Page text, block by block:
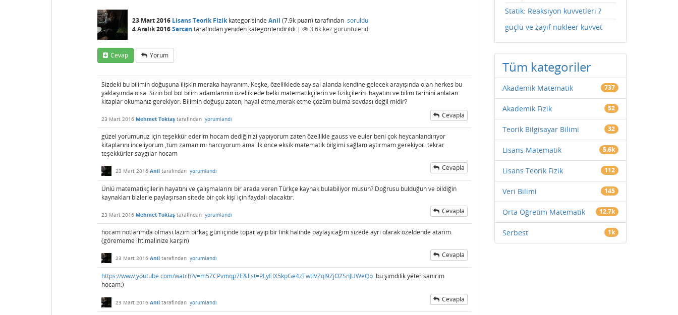
23 Mart 2016 Lisans Teorik Fizikkategorisinde Anil (7.9k puan) tarafından soruldu
4 Aralık 2016Sercan tarafındanyeniden kategorilendirildi | 3.6k kez görüntülendi
Cevap Yorum
Sizdeki bu bilimin doğuşuna ilişkin meraka hayranım. Keşke, özelliklede sayısal alanda kendine gelecek arayışında olan herkes bu
yaklaşımda olsa. Sizin bol bol bilim adamlarının özelliklede belki matematikçilerin ve fizikçilerin hayatını ve bilim tarihini anlatan
kitaplar okumanız gerekiyor. Bilimin doğuşu zaten, hayal etme,merak etme çözüm bulma sevdası değil midir?
23 Mart 2016 Mehmet Toktaş tarafından yorumlandı Cevapla
güzel yorumunuz için teşekkür ederim hocam dediğinizi yapıyorum zaten özellikle gauss ve euler beni çok heycanlandırıyor
kitaplarını inceliyorum ,tüm zamanımı harcıyorum ama ilk önce eksik matematik bilgimi sağlamlaştırmam gerekiyor. tekrar
teşekkürler saygılar hocam
23 Mart 2016 Anil tarafından yorumlandı Cevapla
Ünlü matematikçilerin hayatını ve çalışmalarını bir arada veren Türkçe kaynak bulabiliyor musun? Doğrusu bulduğun ve bildiğin
kaynakları bizlerle paylaşırsan sitede bir çok kişi için faydalı olacaktır.
23 Mart 2016 Mehmet Toktaş tarafından yorumlandı Cevapla
hocam notlarımda olması lazım birkaç gün içinde toparlayıp bir link halinde paylaşıcağım sizede ayrı olarak özeldende atarım.
(görememe ihtimalinize karşın)
23 Mart 2016 Anil tarafından yorumlandı Cevapla
https://www.youtube.com/watch?v=m5ZCPvmqp7E&list=PLyElX5kpGe4zTwtIVZqI9ZjO2SnJUWeQb bu şimdilik yeter sanırım
hocam:)
23 Mart 2016 Anil tarafından yorumlandı Cevapla
Statik: Reaksiyon kuvvetleri ?
güçlü ve zayıf nükleer kuvvet
Tüm kategoriler
Akademik Matematik 737
Akademik Fizik 52
Teorik Bilgisayar Bilimi 32
Lisans Matematik 5.6k
Lisans Teorik Fizik 112
Veri Bilimi 145
Orta Öğretim Matematik 12.7k
Serbest 1k